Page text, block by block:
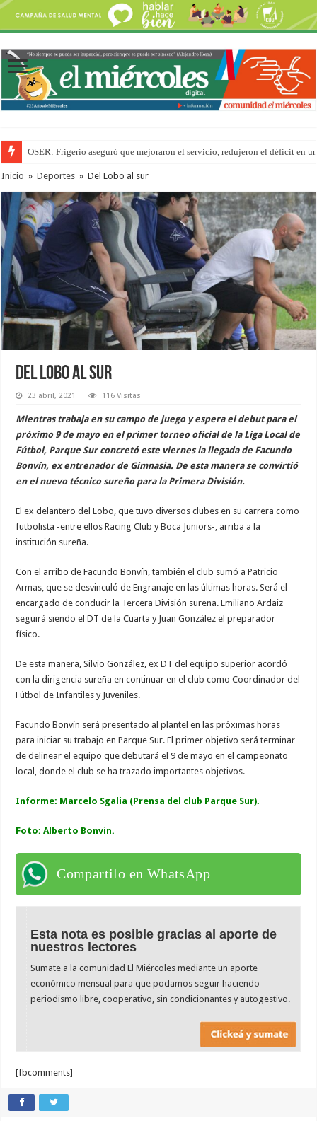
OSER: Frigerio aseguró que mejoraron el servicio, redujeron el déficit en
Inicio » Deportes » Del Lobo al sur
Del Lobo al sur
23 abril, 2021 116 Visitas
Mientras trabaja en su campo de juego y espera el debut para el
próximo 9 de mayo en el primer torneo oficial de la Liga Local de
Fútbol, Parque Sur concretó este viernes la llegada de Facundo
Bonvín, ex entrenador de Gimnasia. De esta manera se convirtió
en el nuevo técnico sureño para la Primera División.
El ex delantero del Lobo, que tuvo diversos clubes en su carrera como
futbolista -entre ellos Racing Club y Boca Juniors-, arriba a la
institución sureña.
Con el arribo de Facundo Bonvín, también el club sumó a Patricio
Armas, que se desvinculó de Engranaje en las últimas horas. Será el
encargado de conducir la Tercera División sureña. Emiliano Ardaiz
seguirá siendo el DT de la Cuarta y Juan González el preparador
físico.
De esta manera, Silvio González, ex DT del equipo superior acordó
con la dirigencia sureña en continuar en el club como Coordinador del
Fútbol de Infantiles y Juveniles.
Facundo Bonvín será presentado al plantel en las próximas horas
para iniciar su trabajo en Parque Sur. El primer objetivo será terminar
de delinear el equipo que debutará el 9 de mayo en el campeonato
local, donde el club se ha trazado importantes objetivos.
Informe: Marcelo Sgalia (Prensa del club Parque Sur).
Foto: Alberto Bonvín.
Compartilo en WhatsApp
Esta nota es posible gracias al aporte de
nuestros lectores
Sumate a la comunidad El Miércoles mediante un aporte
económico mensual para que podamos seguir haciendo
periodismo libre, cooperativo, sin condicionantes y autogestivo.
[fbcomments]